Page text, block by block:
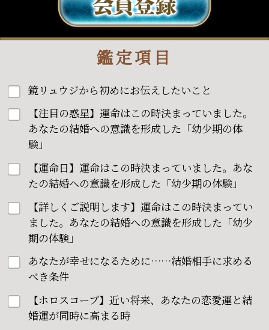
鑑定項目
鏡リュウジから初めにお伝えしたいこと
【注目の惑星】運命はこの時決まっていました。
あなたの結婚への意識を形成した「幼少期の体
験」
【運命日】運命はこの時決まっていました。あな
たの結婚への意識を形成した「幼少期の体験」
【詳しくご説明します】運命はこの時決まってい
ました。あなたの結婚への意識を形成した「幼少
期の体験」
あなたが幸せになるために……結婚相手に求める
べき条件
【ホロスコープ】近い将来、あなたの恋愛運と結
婚運が同時に高まる時